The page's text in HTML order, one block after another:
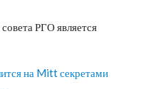
РГО является